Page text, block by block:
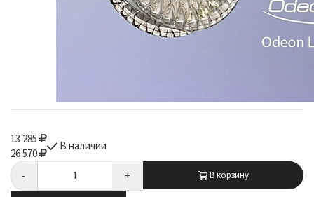
13 285
26 570
В наличии
- + В корзину